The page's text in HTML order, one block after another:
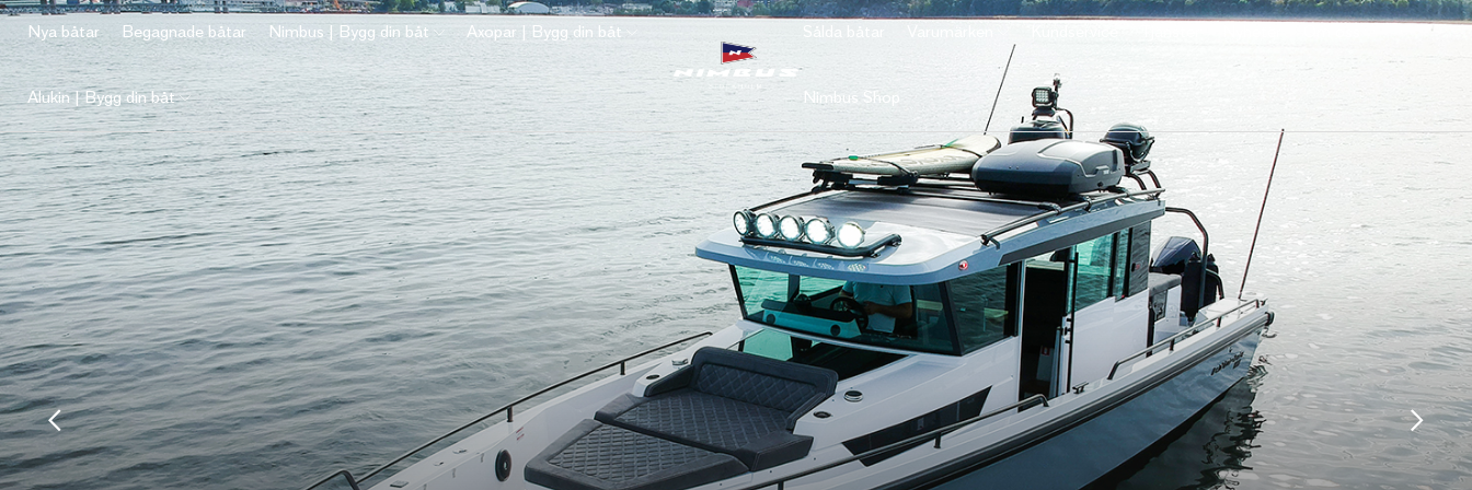
Nya båtar Begagnade båtar Nimbus | Bygg din båt Axopar | Bygg din båt
Alukin | Bygg din båt
Sålda båtar
Nimbus Shop